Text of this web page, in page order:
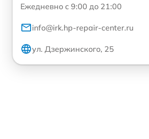
Ежедневно с 9:00 до 21:00
info@irk.hp-repair-center.ru
ул. Дзержинского, 25